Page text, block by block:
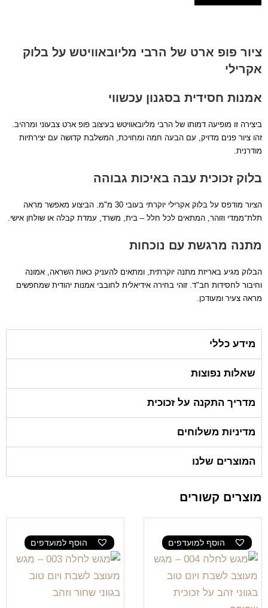
ציור פופ ארט של הרבי מליובאוויטש על בלוק
אקרילי
אמנות חסידית בסגנון עכשווי
ביצירה זו מופיעה דמותו של הרבי מליובאוויטש בעיצוב פופ ארט צבעוני ומרהיב.
זהו ציור פנים מדויק, עם הבעה חמה ומחויכת, המשלבת קדושה עם יצירתיות
מודרנית.
בלוק זכוכית עבה באיכות גבוהה
הציור מודפס על בלוק אקרילי יוקרתי בעובי 30 מ"מ. הביצוע מאפשר מראה
תלת־ממדי וזוהר, המתאים לכל חלל – בית, משרד, עמדת קבלה או שולחן אישי.
מתנה מרגשת עם נוכחות
הבלוק מגיע באריזת מתנה יוקרתית, ומתאים להעניק כאות השראה, אמונה
וחיבור לחסידות חב"ד. זוהי בחירה אידיאלית לחובבי אמנות יהודית שמחפשים
מראה צעיר ומעודכן.
מידע כללי
שאלות נפוצות
מדריך התקנה על זכוכית
מדיניות משלוחים
המוצרים שלנו
מוצרים קשורים
הוסף למועדפים הוסף למועדפים